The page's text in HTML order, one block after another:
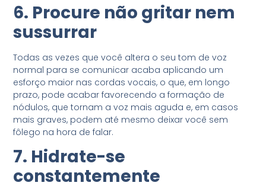
6. Procure não gritar nem
sussurrar
Todas as vezes que você altera o seu tom de voz
normal para se comunicar acaba aplicando um
esforço maior nas cordas vocais, o que, em longo
prazo, pode acabar favorecendo a formação de
nódulos, que tornam a voz mais aguda e, em casos
mais graves, podem até mesmo deixar você sem
fôlego na hora de falar.
7. Hidrate-se
constantemente